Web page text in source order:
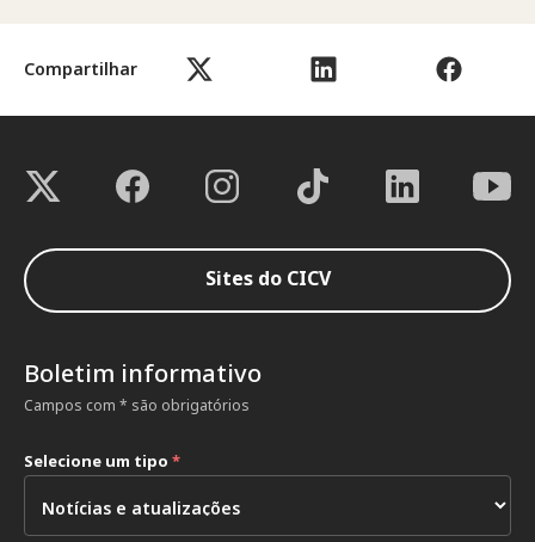
Compartilhar
Sites do CICV
Boletim informativo
Campos com * são obrigatórios
Selecione um tipo *